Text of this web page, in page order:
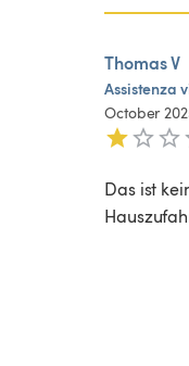
Thomas V
Assistenza
October
Das ist